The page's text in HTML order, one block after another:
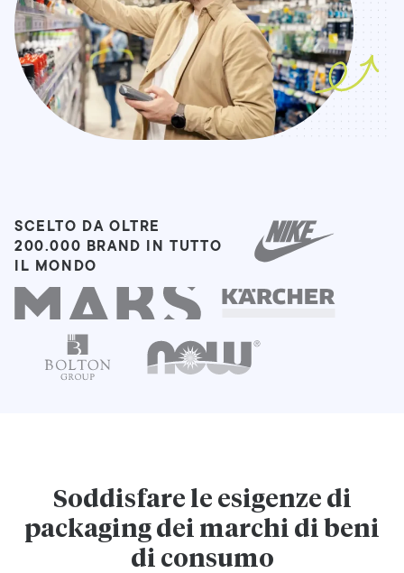
SCELTO DA OLTRE
200.000 BRAND IN TUTTO
IL MONDO
Soddisfare le esigenze di
packaging dei marchi di beni
di consumo